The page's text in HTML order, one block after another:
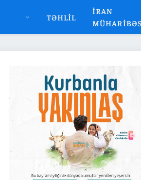
TƏHLIL
İRAN